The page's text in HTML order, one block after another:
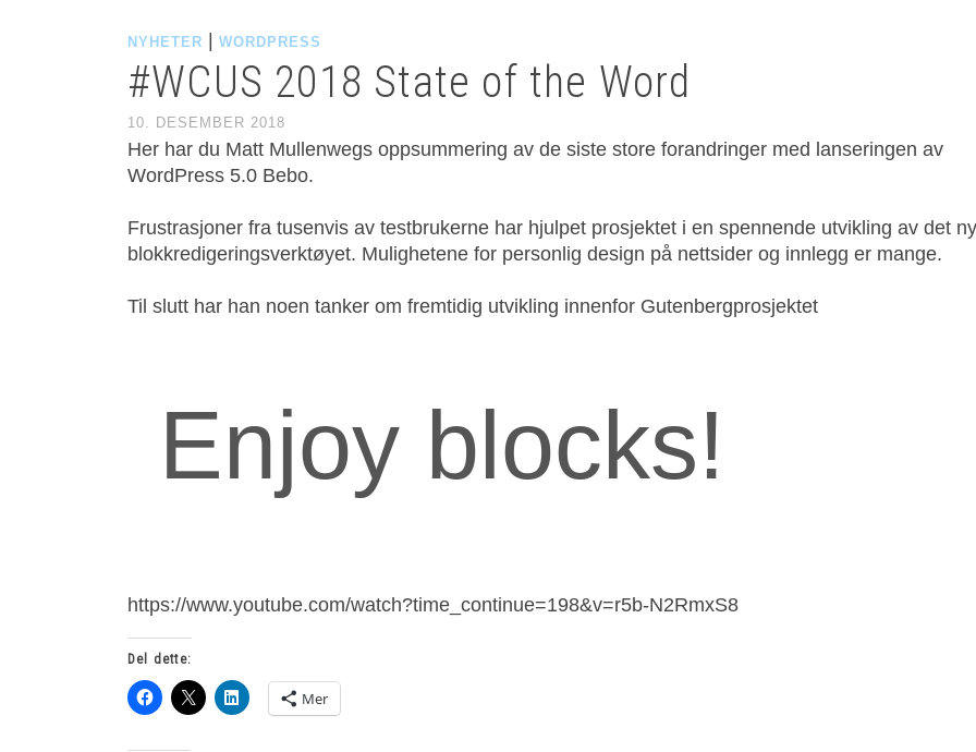
NYHETER WORDPRESS
#WCUS 2018 State of the Word
10. DESEMBER 2018
Her har du Matt Mullenwegs oppsummering av de siste store forandringer med lanseringen av
WordPress 5.0 Bebo.
Frustrasjoner fra tusenvis av testbrukerne har hjulpet prosjektet i en spennende utvikling av det
blokkredigeringsverktøyet. Mulighetene for personlig design på nettsider og innlegg er mange.
Til slutt har han noen tanker om fremtidig utvikling innenfor Gutenbergprosjektet
Enjoy blocks!
https://www.youtube.com/watch?time_continue=198&v=r5b-N2RmxS8
Del dette:
Mer